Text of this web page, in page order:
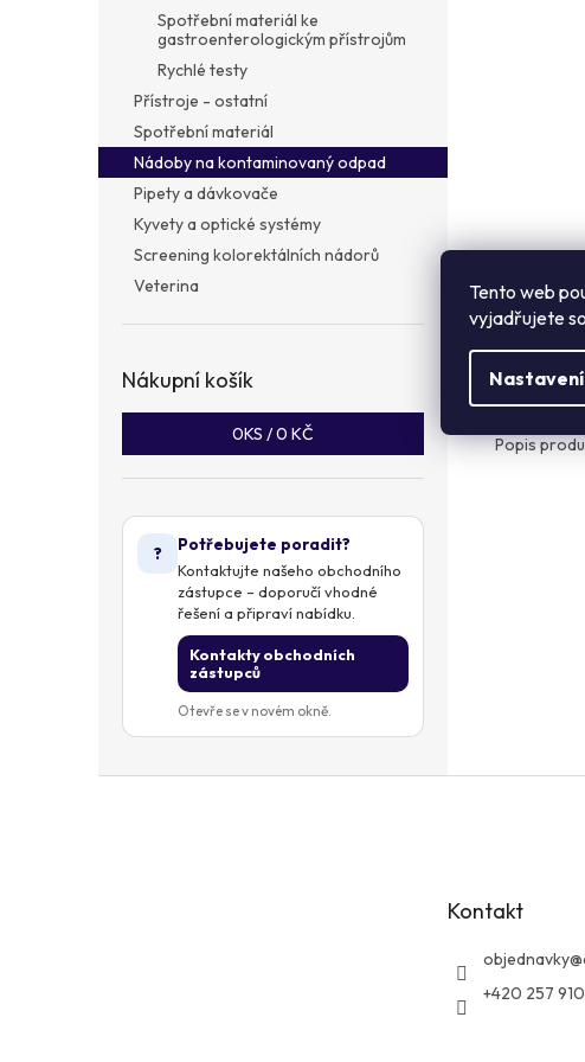
Tento web
vyjadřujete
Nastavení
Spotřební materiál ke
gastroenterologickým přístrojům
Rychlé testy
Přístroje - ostatní
Spotřební materiál
Nádoby na kontaminovaný odpad
Pipety a dávkovače
Kyvety a optické systémy
Screening kolorektálních nádorů
Veterina
Nákupní košík
0KS /0 KČ
? Potřebujete poradit?
Kontaktujte našeho obchodního
zástupce – doporučí vhodné
řešení a připraví nabídku.
Kontakty obchodních
zástupců
Otevře se v novém okně.
Popis
Detailní
Popis
Kontakt
objednavky@
+420 257